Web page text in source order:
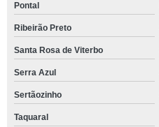
Pontal
Ribeirão Preto
Santa Rosa de Viterbo
Serra Azul
Sertãozinho
Taquaral